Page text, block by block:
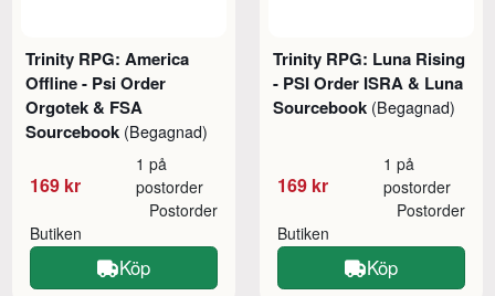
Trinity RPG: America
Offline - Psi Order
Orgotek & FSA
Sourcebook (Begagnad)
169 kr
1 på
postorder
Butiken
Postorder
Köp
Trinity RPG: Luna Rising
- PSI Order ISRA & Luna
Sourcebook (Begagnad)
169 kr
1 på
postorder
Butiken
Postorder
Köp